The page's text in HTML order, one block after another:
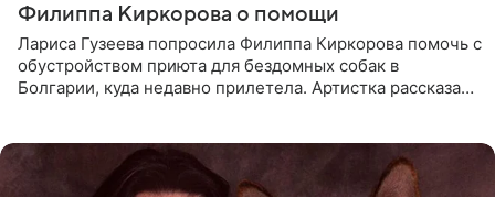
Филиппа Киркорова о помощи
Лариса Гузеева попросила Филиппа Киркорова помочь с
обустройством приюта для бездомных собак в
Болгарии, куда недавно прилетела. Артистка рассказала